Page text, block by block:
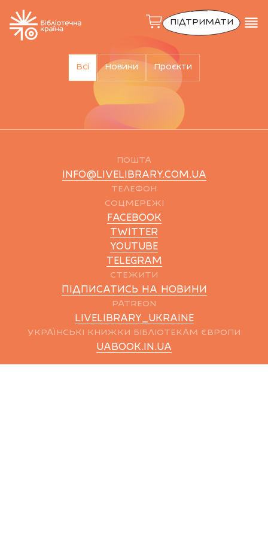
ПІДТРИМАТИ
Всі Новини Проєкти
ПОШТА
INFO@LIVELIBRARY.COM.UA
ТЕЛЕФОН
СОЦМЕРЕЖІ
FACEBOOK
TWITTER
YOUTUBE
TELEGRAM
СТЕЖИТИ
ПІДПИСАТИСЬ НА НОВИНИ
PATREON
LIVELIBRARY_UKRAINE
УКРАЇНСЬКІ КНИЖКИ БІБЛІОТЕКАМ ЄВРОПИ
UABOOK.IN.UA